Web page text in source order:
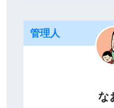
管理人
な